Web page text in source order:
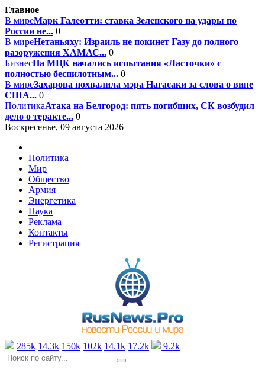
Главное
В миреМарк Галеотти: ставка Зеленского на удары по
России не... 0
В миреНетаньяху: Израиль не покинет Газу до полного
разоружения ХАМАС... 0
БизнесНа МЦК начались испытания «Ласточки» с
полностью беспилотным... 0
В миреЗахарова похвалила мэра Нагасаки за слова о вине
США... 0
ПолитикаАтака на Белгород: пять погибших, СК возбудил
дело о теракте... 0
Воскресенье, 09 августа 2026
Политика
Мир
Общество
Армия
Энергетика
Наука
Реклама
Контакты
Регистрация
285k 14.3k 150k 102k 14.1k 17.2k 9.2k